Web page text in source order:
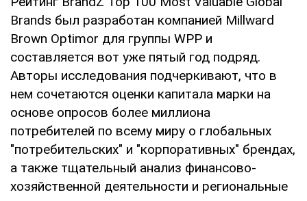
Brands был разработан компанией Millward
Brown Optimor для группы WPP и
составляется вот уже пятый год подряд.
Авторы исследования подчеркивают, что в
нем сочетаются оценки капитала марки на
основе опросов более миллиона
потребителей по всему миру о глобальных
"потребительских" и "корпоративных" брендах,
а также тщательный анализ финансово-
хозяйственной деятельности и региональные